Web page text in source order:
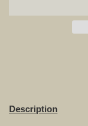
Description